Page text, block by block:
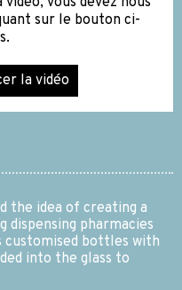
sur le bouton ci-
la vidéo
the idea of creating a
dispensing pharmacies
customised bottles with
into the glass to